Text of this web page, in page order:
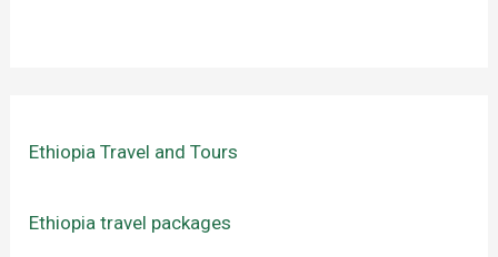
Ethiopia Travel and Tours
Ethiopia travel packages